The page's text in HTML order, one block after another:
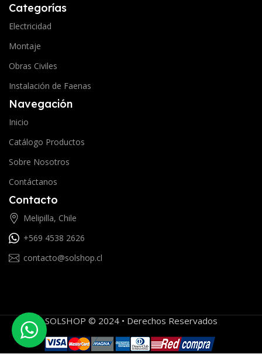
Categorías
Electricidad
Montaje
Obras Civiles
Instalación de Faenas
Navegación
Inicio
Catálogo Productos
Sobre Nosotros
Contáctanos
Contacto
Melipilla, Chile
+569 4538 2626
contacto@solshop.cl
SOLSHOP © 2024 • Derechos Reservados